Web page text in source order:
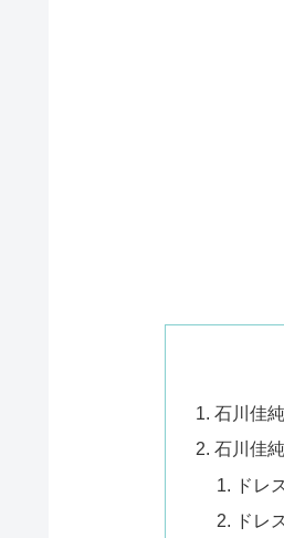
石川佳
石川佳
ドレ
ドレ